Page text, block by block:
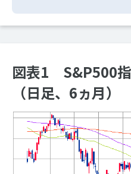
図表1 S&P500
（日足、6ヵ月）